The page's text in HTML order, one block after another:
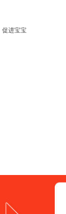
促进宝宝